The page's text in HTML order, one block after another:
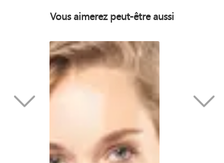
Vous aimerez peut-être aussi